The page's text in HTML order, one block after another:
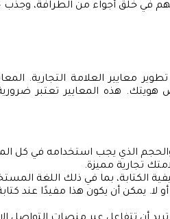
في خلق أجواء من الطرافة،
معايير العلامة التجارية.
هذه المعايير تعتبر
الذي يجب استخدامه في كل
تجارية مميزة.
الكتابة، بما في ذلك اللغة
يمكن أن يكون هذا مفيدًا عند